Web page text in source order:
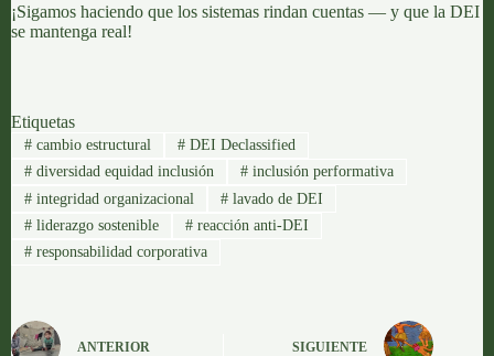
¡Sigamos haciendo que los sistemas rindan cuentas — y que la DEI
se mantenga real!
Etiquetas
#cambio estructural #DEI Declassified
#diversidad equidad inclusión #inclusión performativa
#integridad organizacional #lavado de DEI
#liderazgo sostenible #reacción anti-DEI
#responsabilidad corporativa
ANTERIOR SIGUIENTE